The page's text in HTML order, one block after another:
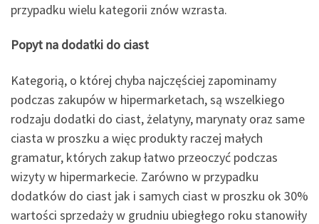
przypadku wielu kategorii znów wzrasta.
Popyt na dodatki do ciast
Kategorią, o której chyba najczęściej zapominamy
podczas zakupów w hipermarketach, są wszelkiego
rodzaju dodatki do ciast, żelatyny, marynaty oraz same
ciasta w proszku a więc produkty raczej małych
gramatur, których zakup łatwo przeoczyć podczas
wizyty w hipermarkecie. Zarówno w przypadku
dodatków do ciast jak i samych ciast w proszku ok 30%
wartości sprzedaży w grudniu ubiegłego roku stanowiły